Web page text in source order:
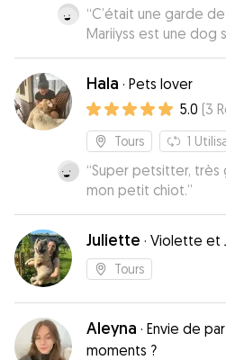
“C’était une garde
Mariiyss est une dog
prendra bien soin
Hala · Pets lover
5.0 (3
Tours 1
“Super petsitter,
mon petit chiot.”
Juliette · Violette et
Tours
Aleyna · Envie de
moments ?